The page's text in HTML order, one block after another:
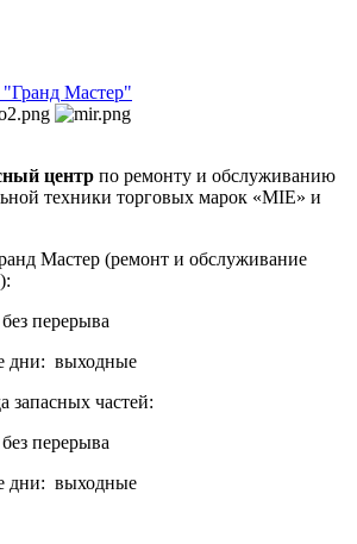
центр по ремонту и обслуживанию
техники торговых марок «MIE» и
Мастер (ремонт и обслуживание
перерыва
дни: выходные
запасных частей:
перерыва
дни: выходные